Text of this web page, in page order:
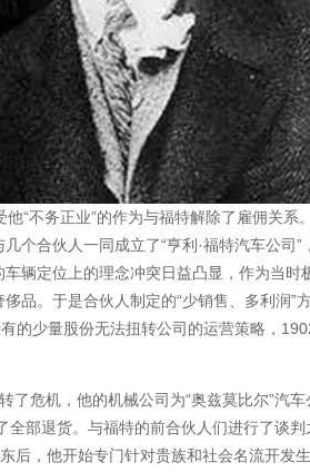
“不务正业”的作为与福特解除了雇佣关系
个合伙人一同成立了“亨利·福特汽车公司”
辆定位上的理念冲突日益凸显，作为当时
品。于是合伙人制定的“少销售、多利润”
的少量股份无法扭转公司的运营策略，
了危机，他的机械公司为“奥兹莫比尔”汽车
部退货。与福特的前合伙人们进行了谈判
后，他开始专门针对贵族和社会名流开发